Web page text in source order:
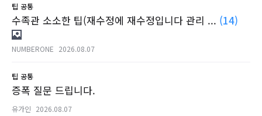
팁 공통
수족관 소소한 팁(재수정에 재수정입니다 관리 ... (14)
NUMBERONE 2026.08.07
팁 공통
증폭 질문 드립니다.
유가인 2026.08.07